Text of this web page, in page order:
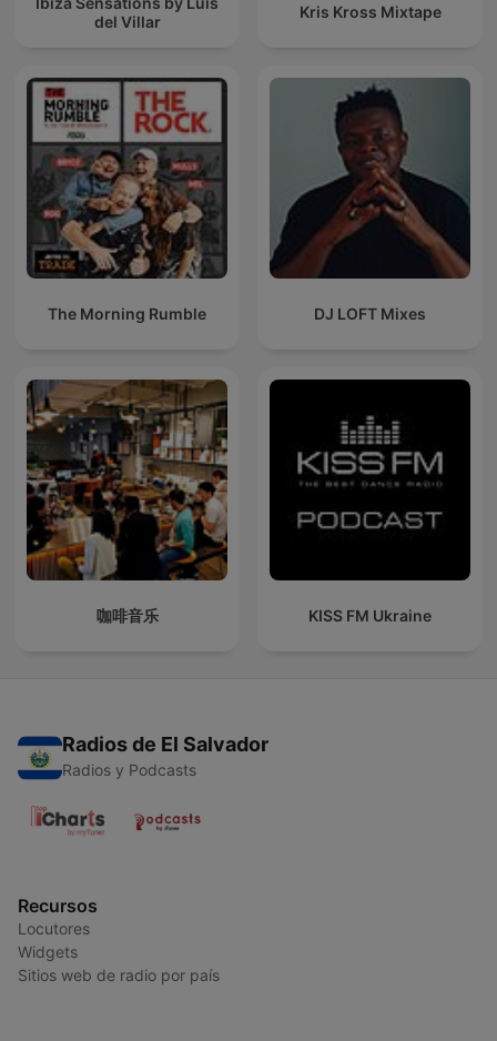
del Villar
Kris Kross Mixtape
The Morning Rumble DJ LOFT Mixes
咖啡音乐 KISS FM Ukraine
Radios de El Salvador
Radios y Podcasts
Recursos
Locutores
Widgets
Sitios web de radio por país